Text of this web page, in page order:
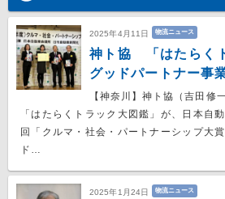
2025年4月11日 物流ニュース
神ト協 「はたらく
グッドパートナー事
【神奈川】神ト協（吉田修
「はたらくトラック大図鑑」が、日本自
回「クルマ・社会・パートナーシップ大
ド…
2025年1月24日 物流ニュース